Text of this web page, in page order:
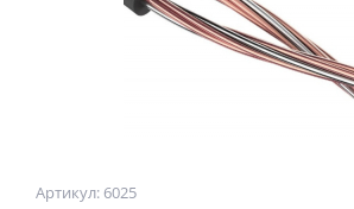
Артикул: 6025